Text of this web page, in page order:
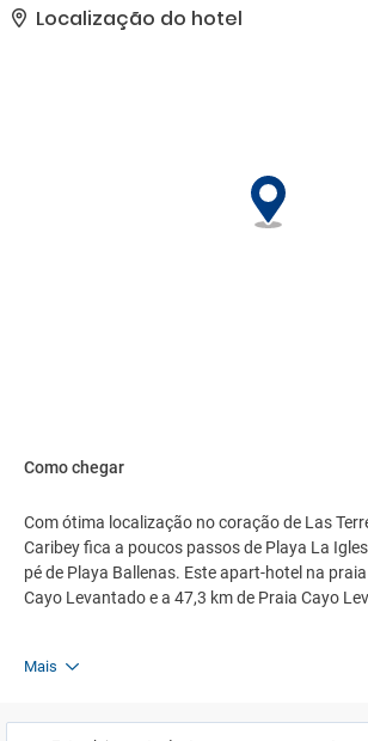
multilíngue, armazenamento para bagagem e
Mediante uma sobretaxa, há serviço de traslado
Localização do hotel
Como chegar
Com ótima localização no coração de Las
Caribey fica a poucos passos de Playa La
pé de Playa Ballenas. Este apart-hotel na
Cayo Levantado e a 47,3 km de Praia Cayo
Mais